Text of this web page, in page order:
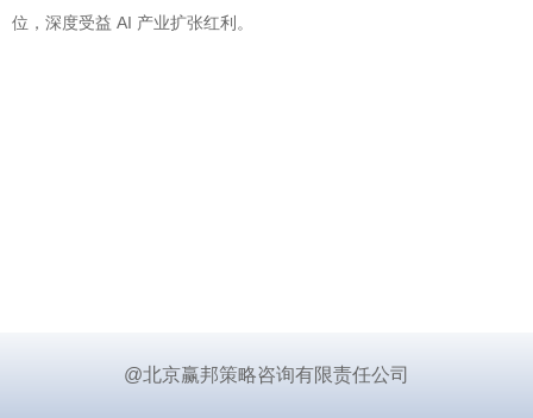
位，深度受益 AI 产业扩张红利。
@北京赢邦策略咨询有限责任公司